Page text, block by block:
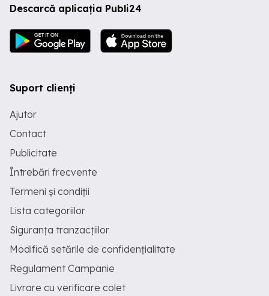
Descarcă aplicația Publi24
Suport clienți
Ajutor
Contact
Publicitate
Întrebări frecvente
Termeni și condiții
Lista categoriilor
Siguranța tranzacțiilor
Modifică setările de confidențialitate
Regulament Campanie
Livrare cu verificare colet